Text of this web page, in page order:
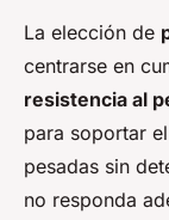
La elección de
centrarse en
resistencia al
para soportar
pesadas sin
no responda